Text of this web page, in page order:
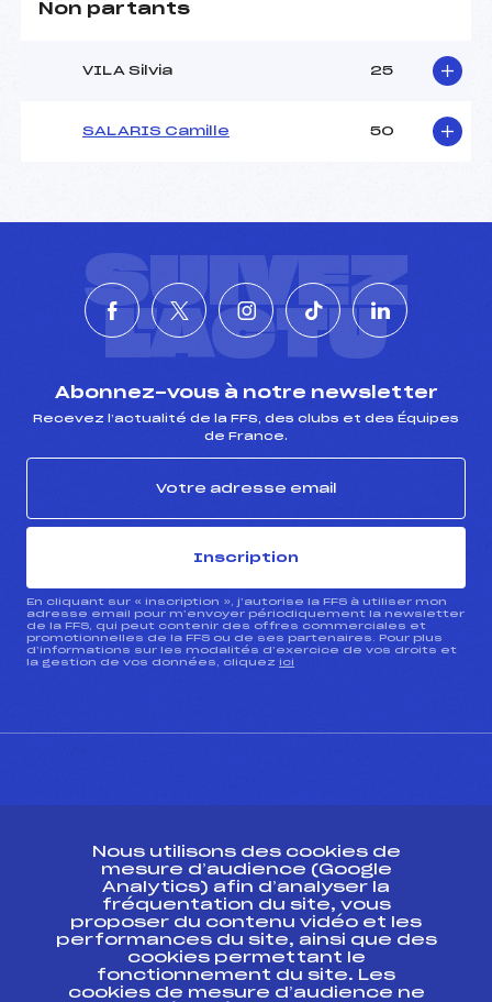
Non partants
VILA Silvia 25
SALARIS Camille 50
SUIVEZ
L'ACTU
Abonnez-vous à notre newsletter
Recevez l’actualité de la FFS, des clubs et des Équipes
de France.
Inscription
En cliquant sur « inscription », j’autorise la FFS à utiliser mon
adresse email pour m’envoyer périodiquement la newsletter
de la FFS, qui peut contenir des offres commerciales et
promotionnelles de la FFS ou de ses partenaires. Pour plus
d’informations sur les modalités d’exercice de vos droits et
la gestion de vos données, cliquez ici
Ressources
Pass’Neige
Projet sportif fédéral
Projet de performance fédéral
Nous utilisons des cookies de
mesure d’audience (Google
Analytics) afin d’analyser la
fréquentation du site, vous
proposer du contenu vidéo et les
performances du site, ainsi que des
cookies permettant le
fonctionnement du site. Les
cookies de mesure d’audience ne